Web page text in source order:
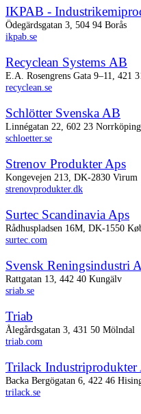
IKPAB -
Ödegärdsgatan 3, 504 94 Borås
ikpab.se
Recyclean Systems AB
E.A. Rosengrens Gata 9–11, 421
recyclean.se
Schlötter Svenska AB
Linnégatan 22, 602 23 Norrköping
schloetter.se
Strenov Produkter Aps
Kongevejen 213, DK-2830 Virum
strenovprodukter.dk
Surtec Scandinavia Aps
Rådhuspladsen 16M, DK-1550
surtec.com
Svensk Reningsindustri
Rattgatan 13, 442 40 Kungälv
sriab.se
Triab
Ålegårdsgatan 3, 431 50 Mölndal
triab.com
Trilack Industriprodukter
Backa Bergögatan 6, 422 46
trilack.se